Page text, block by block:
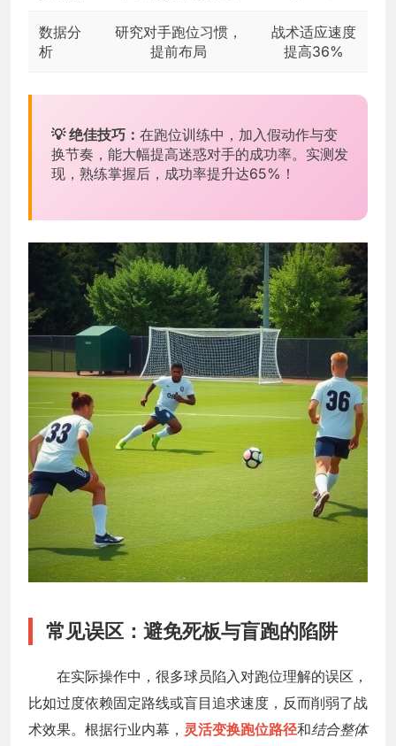
数据分
析
研究对手跑位习惯，
提前布局
战术适应速度
提高36%
💡 绝佳技巧： 在跑位训练中，加入假动作与变
换节奏，能大幅提高迷惑对手的成功率。实测发
现，熟练掌握后，成功率提升达65%！
常见误区：避免死板与盲跑的陷阱
在实际操作中，很多球员陷入对跑位理解的误区，
比如过度依赖固定路线或盲目追求速度，反而削弱了战
术效果。根据行业内幕， 灵活变换跑位路径和结合整体